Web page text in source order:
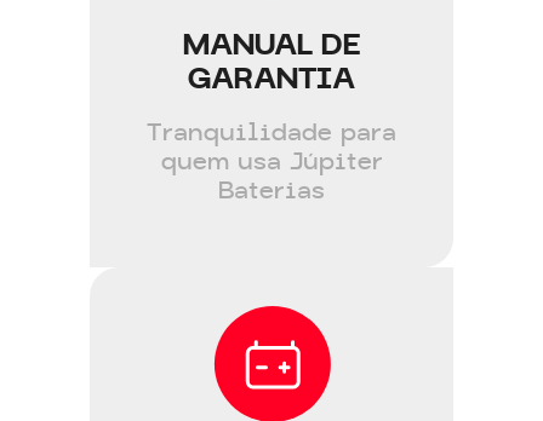
MANUAL DE
GARANTIA
Tranquilidade para
quem usa Júpiter
Baterias